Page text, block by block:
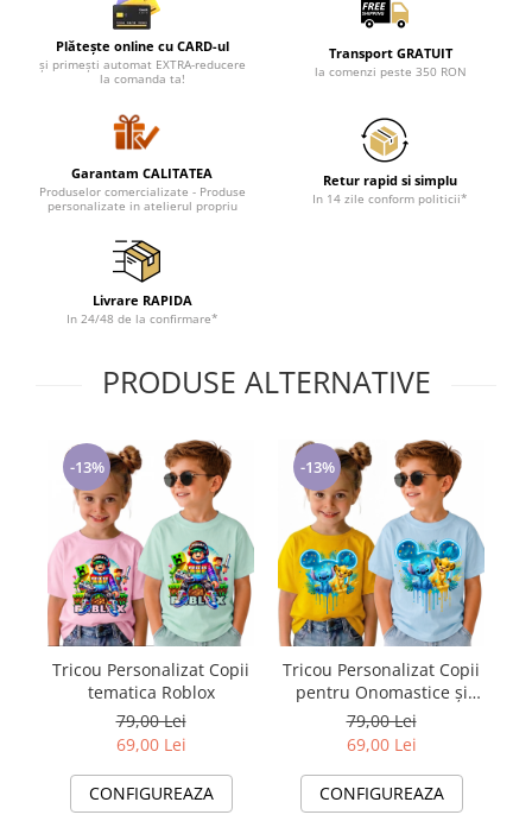
Plătește online cu CARD-ul
și primești automat EXTRA-reducere
la comanda ta!
Transport GRATUIT
la comenzi peste 350 RON
Garantam CALITATEA
Produselor comercializate - Produse
personalizate in atelierul propriu
Retur rapid si simplu
In 14 zile conform politicii*
Livrare RAPIDA
In 24/48 de la confirmare*
PRODUSE ALTERNATIVE
-13%
Tricou Personalizat Copii
tematica Roblox
79,00 Lei
69,00 Lei
CONFIGUREAZA
-13%
Tricou Personalizat Copii
pentru Onomastice și
Petreceri SImba Stich
79,00 Lei
69,00 Lei
CONFIGUREAZA